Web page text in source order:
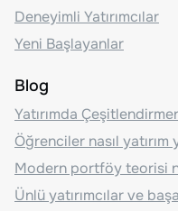
Deneyimli Yatırımcılar
Yeni Başlayanlar
Blog
Yatırımda
Öğrenciler nasıl
Modern portföy teorisi
Ünlü yatırımcılar ve